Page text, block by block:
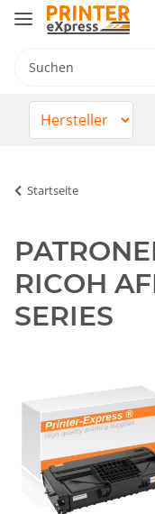
Startseite
RICOH
SERIES